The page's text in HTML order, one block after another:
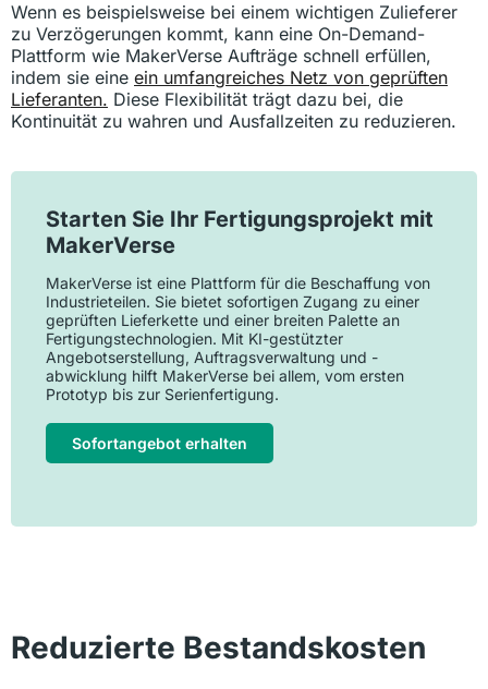
Wenn es beispielsweise bei einem wichtigen Zulieferer
zu Verzögerungen kommt, kann eine On-Demand-
Plattform wie MakerVerse Aufträge schnell erfüllen,
indem sie eine ein umfangreiches Netz von geprüften
Lieferanten. Diese Flexibilität trägt dazu bei, die
Kontinuität zu wahren und Ausfallzeiten zu reduzieren.
Starten Sie Ihr Fertigungsprojekt mit
MakerVerse
MakerVerse ist eine Plattform für die Beschaffung von
Industrieteilen. Sie bietet sofortigen Zugang zu einer
geprüften Lieferkette und einer breiten Palette an
Fertigungstechnologien. Mit KI-gestützter
Angebotserstellung, Auftragsverwaltung und -
abwicklung hilft MakerVerse bei allem, vom ersten
Prototyp bis zur Serienfertigung.
Sofortangebot erhalten
Reduzierte Bestandskosten